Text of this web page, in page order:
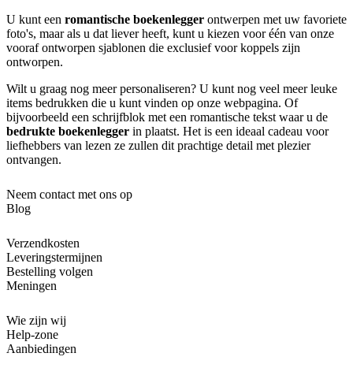
U kunt een romantische boekenlegger ontwerpen met uw favoriete
foto's, maar als u dat liever heeft, kunt u kiezen voor één van onze
vooraf ontworpen sjablonen die exclusief voor koppels zijn
ontworpen.
Wilt u graag nog meer personaliseren? U kunt nog veel meer leuke
items bedrukken die u kunt vinden op onze webpagina. Of
bijvoorbeeld een schrijfblok met een romantische tekst waar u de
bedrukte boekenlegger in plaatst. Het is een ideaal cadeau voor
liefhebbers van lezen ze zullen dit prachtige detail met plezier
ontvangen.
Neem contact met ons op
Blog
Verzendkosten
Leveringstermijnen
Bestelling volgen
Meningen
Wie zijn wij
Help-zone
Aanbiedingen